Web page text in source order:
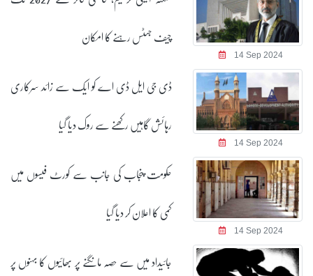
14 Sep 2024
چیف جسٹس رہنے کا امکان
14 Sep 2024
ڈی جی ایل ڈی اے کو ایک سے زائد سرکاری
رہائش گاہیں رکھنے سے روک دیا گیا
14 Sep 2024
حکومت پنجاب کی جانب سے کورٹ فیسوں میں
کمی کا اعلان کر دیا گیا
جائیداد میں سے حصہ مانگنے پر بھائیوں کا بہنوں پر